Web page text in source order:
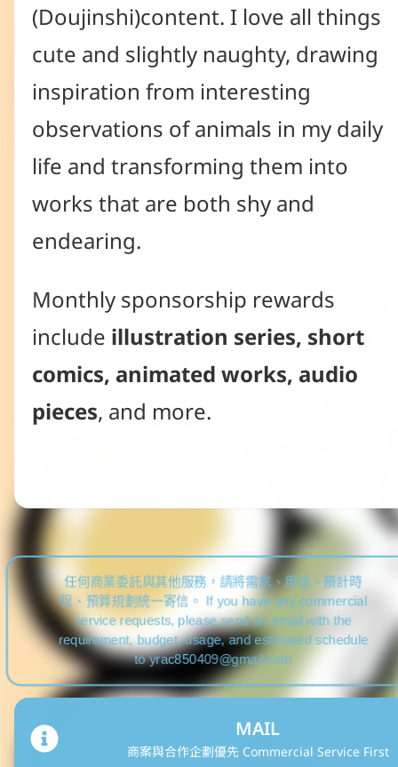
(Doujinshi)content. I love all things
cute and slightly naughty, drawing
inspiration from interesting
observations of animals in my daily
life and transforming them into
works that are both shy and
endearing.
Monthly sponsorship rewards
include illustration series, short
comics, animated works, audio
pieces, and more.
🐾 GaTori｜牙鳥
任何商業委託與其他服務，請將需求、用途、預計時
程、預算規劃統一寄信。 If you have any commercial
service requests, please send an email with the
requirement, budget, usage, and estimated schedule
to yrac850409@gmail.com
MAIL
商案與合作企劃優先 Commercial Service First